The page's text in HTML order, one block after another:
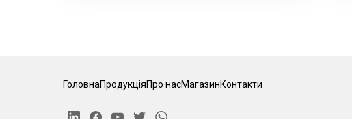
ГоловнаПродукціяПро насМагазинКонтакти